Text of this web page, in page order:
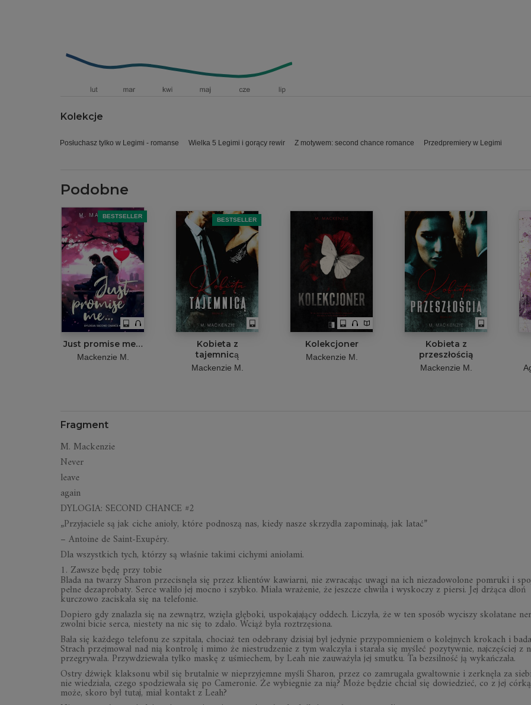
Kolekcje
Posłuchasz tylko w Legimi - romanse Wielka 5 Legimi i gorący rewir Z motywem: second chance romance Przedpremiery w Legimi
Podobne
BESTSELLER
Just promise me…
Mackenzie M.
BESTSELLER
Kobieta z
tajemnicą
Mackenzie M.
Kolekcjoner
Mackenzie M.
Kobieta z
przeszłością
Mackenzie M.
Fragment
M. Mackenzie
Never
leave
again
DYLOGIA: SECOND CHANCE #2
„Przyjaciele są jak ciche anioły, które podnoszą nas, kiedy nasze skrzydła zapominają, jak latać”
– Antoine de Saint-Exupéry.
Dla wszystkich tych, którzy są właśnie takimi cichymi aniołami.
1. Zawsze będę przy tobie
Blada na twarzy Sharon przecisnęła się przez klientów kawiarni, nie zwracając uwagi na ich niezadowolone pomruki i
pełne dezaprobaty. Serce waliło jej mocno i szybko. Miała wrażenie, że jeszcze chwila i wyskoczy z piersi. Jej drżąca dłoń
kurczowo zaciskała się na telefonie.
Dopiero gdy znalazła się na zewnątrz, wzięła głęboki, uspokajający oddech. Liczyła, że w ten sposób wyciszy skołatane
zwolni bicie serca, niestety na nic się to zdało. Wciąż była roztrzęsiona.
Bała się każdego telefonu ze szpitala, chociaż ten odebrany dzisiaj był jedynie przypomnieniem o kolejnych krokach i
Strach przejmował nad nią kontrolę i mimo że niestrudzenie z tym walczyła i starała się myśleć pozytywnie, najczęściej z
przegrywała. Przywdziewała tylko maskę z uśmiechem, by Leah nie zauważyła jej smutku. Ta bezsilność ją wykańczała.
Ostry dźwięk klaksonu wbił się brutalnie w nieprzyjemne myśli Sharon, przez co zamrugała gwałtownie i zerknęła za
nie wiedziała, czego spodziewała się po Cameronie. Że wybiegnie za nią? Może będzie chciał się dowiedzieć, co z jej
może, skoro był tutaj, miał kontakt z Leah?